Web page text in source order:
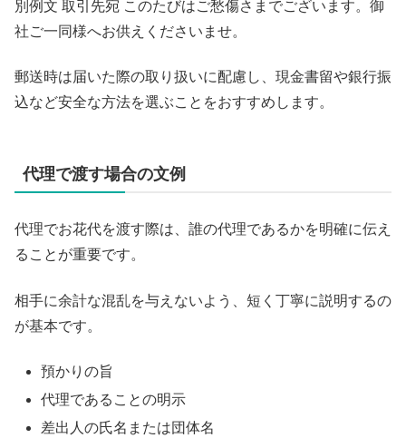
別例文 取引先宛 このたびはご愁傷さまでございます。御
社ご一同様へお供えくださいませ。
郵送時は届いた際の取り扱いに配慮し、現金書留や銀行振
込など安全な方法を選ぶことをおすすめします。
代理で渡す場合の文例
代理でお花代を渡す際は、誰の代理であるかを明確に伝え
ることが重要です。
相手に余計な混乱を与えないよう、短く丁寧に説明するの
が基本です。
預かりの旨
代理であることの明示
差出人の氏名または団体名